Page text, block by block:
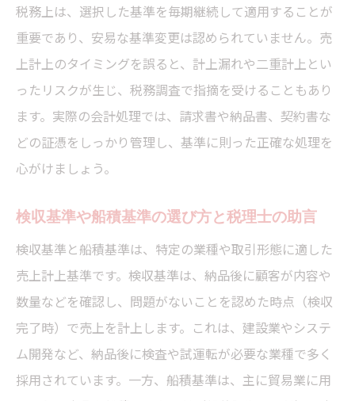
税務上は、選択した基準を毎期継続して適用することが
重要であり、安易な基準変更は認められていません。売
上計上のタイミングを誤ると、計上漏れや二重計上とい
ったリスクが生じ、税務調査で指摘を受けることもあり
ます。実際の会計処理では、請求書や納品書、契約書な
どの証憑をしっかり管理し、基準に則った正確な処理を
心がけましょう。
検収基準や船積基準の選び方と税理士の助言
検収基準と船積基準は、特定の業種や取引形態に適した
売上計上基準です。検収基準は、納品後に顧客が内容や
数量などを確認し、問題がないことを認めた時点（検収
完了時）で売上を計上します。これは、建設業やシステ
ム開発など、納品後に検査や試運転が必要な業種で多く
採用されています。一方、船積基準は、主に貿易業に用